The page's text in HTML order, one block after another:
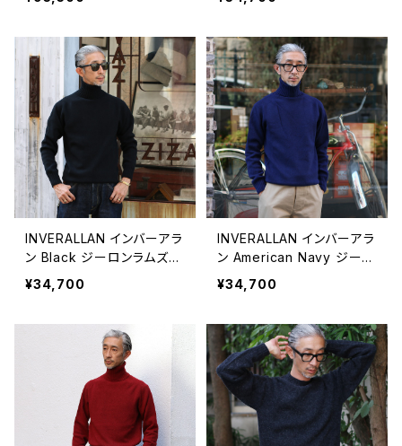
クセーター
INVERALLAN インバーアラ
ン Black ジーロンラムズウ
ール タートルネックセータ
¥34,700
INVERALLAN インバーアラ
ン American Navy ジーロ
ンラムズウール タートルネ
ックセーター
¥34,700